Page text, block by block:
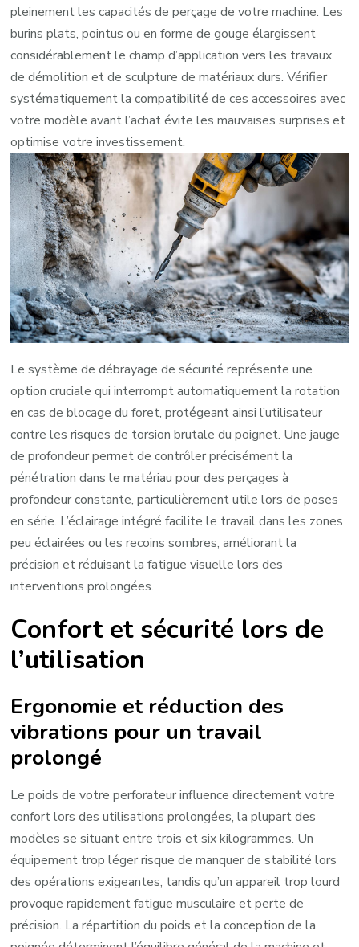
pleinement les capacités de perçage de votre machine. Les
burins plats, pointus ou en forme de gouge élargissent
considérablement le champ d’application vers les travaux
de démolition et de sculpture de matériaux durs. Vérifier
systématiquement la compatibilité de ces accessoires avec
votre modèle avant l’achat évite les mauvaises surprises et
optimise votre investissement.
Le système de débrayage de sécurité représente une
option cruciale qui interrompt automatiquement la rotation
en cas de blocage du foret, protégeant ainsi l’utilisateur
contre les risques de torsion brutale du poignet. Une jauge
de profondeur permet de contrôler précisément la
pénétration dans le matériau pour des perçages à
profondeur constante, particulièrement utile lors de poses
en série. L’éclairage intégré facilite le travail dans les zones
peu éclairées ou les recoins sombres, améliorant la
précision et réduisant la fatigue visuelle lors des
interventions prolongées.
Confort et sécurité lors de
l’utilisation
Ergonomie et réduction des
vibrations pour un travail
prolongé
Le poids de votre perforateur influence directement votre
confort lors des utilisations prolongées, la plupart des
modèles se situant entre trois et six kilogrammes. Un
équipement trop léger risque de manquer de stabilité lors
des opérations exigeantes, tandis qu’un appareil trop lourd
provoque rapidement fatigue musculaire et perte de
précision. La répartition du poids et la conception de la